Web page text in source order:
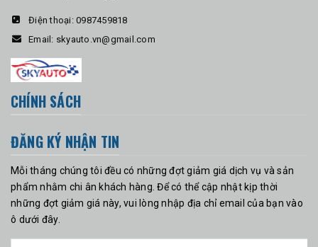
Điện thoại: 0987459818
Email: skyauto.vn@gmail.com
CHÍNH SÁCH
ĐĂNG KÝ NHẬN TIN
Mỗi tháng chúng tôi đều có những đợt giảm giá dịch vụ và sản
phẩm nhằm chi ân khách hàng. Để có thể cập nhật kịp thời
những đợt giảm giá này, vui lòng nhập địa chỉ email của bạn vào
ô dưới đây.